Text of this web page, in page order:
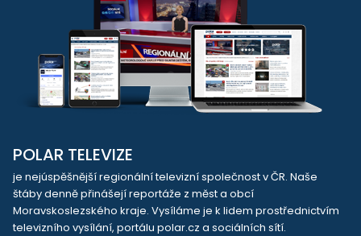
POLAR TELEVIZE
je nejúspěšnější regionální televizní společnost v ČR. Naše
štáby denně přinášejí reportáže z měst a obcí
Moravskoslezského kraje. Vysíláme je k lidem prostřednictvím
televizního vysílání, portálu polar.cz a sociálních sítí.